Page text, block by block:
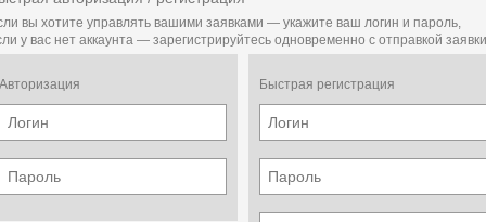
вы хотите управлять вашими заявками — укажите ваш логин и пароль,
у вас нет аккаунта — зарегистрируйтесь одновременно с отправкой
Авторизация Быстрая регистрация